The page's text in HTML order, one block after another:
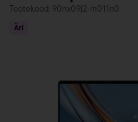
Tootekood: 90nx09j2-m011n0
Äri